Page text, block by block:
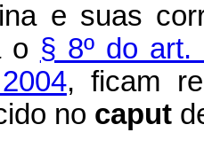
e suas
o § 8º do art.
, ficam
no caput